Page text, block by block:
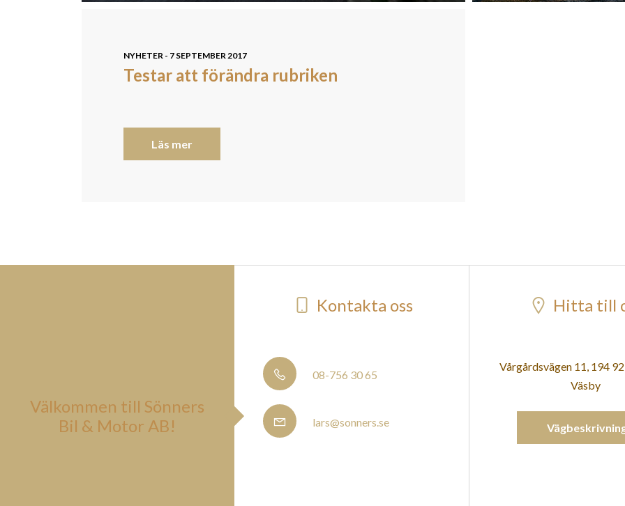
NYHETER - 7 SEPTEMBER 2017
Testar att förändra rubriken
Läs mer
Välkommen till Sönners
Bil & Motor AB!
Kontakta oss
08-756 30 65
lars@sonners.se
Hitta till
Vårgårdsvägen 11, 194
Väsby